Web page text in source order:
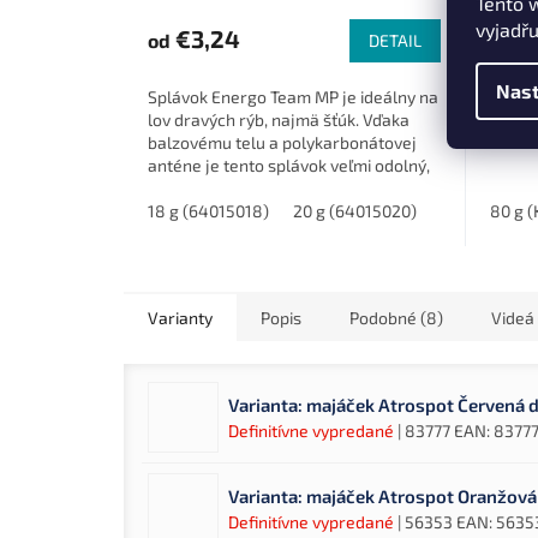
od €3,24 DETAIL
Splávok Energo Team MP je ideálny na
lov dravých rýb, najmä šťúk. Vďaka
balzovému telu a polykarbonátovej
anténe je tento splávok veľmi odolný,
18 g (64015018)
20 g (64015020) 25 g
od
80 g
Varianty Popis Podobné (8) Videá
Varianta: majáček Atrospot Červená
Definitívne vypredané | 83777 EAN: 83777
Varianta: majáček Atrospot
Definitívne vypredané | 56353 EAN: